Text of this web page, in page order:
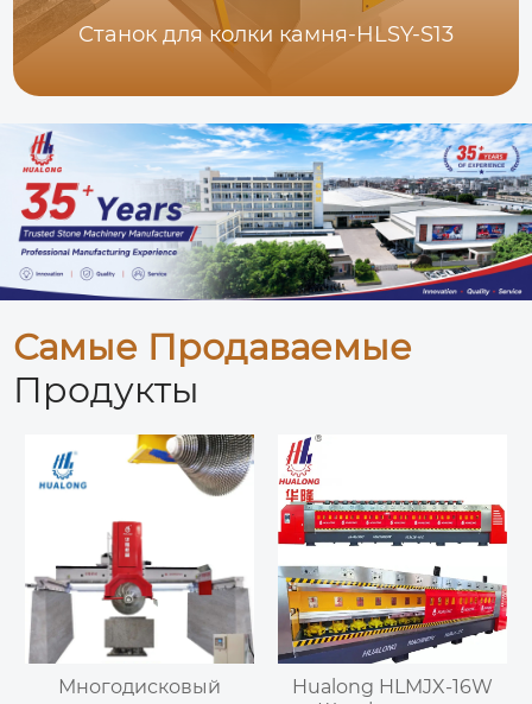
Станок для колки камня-HLSY-S13
Самые Продаваемые
Продукты
Многодисковый
Hualong HLMJX-16W